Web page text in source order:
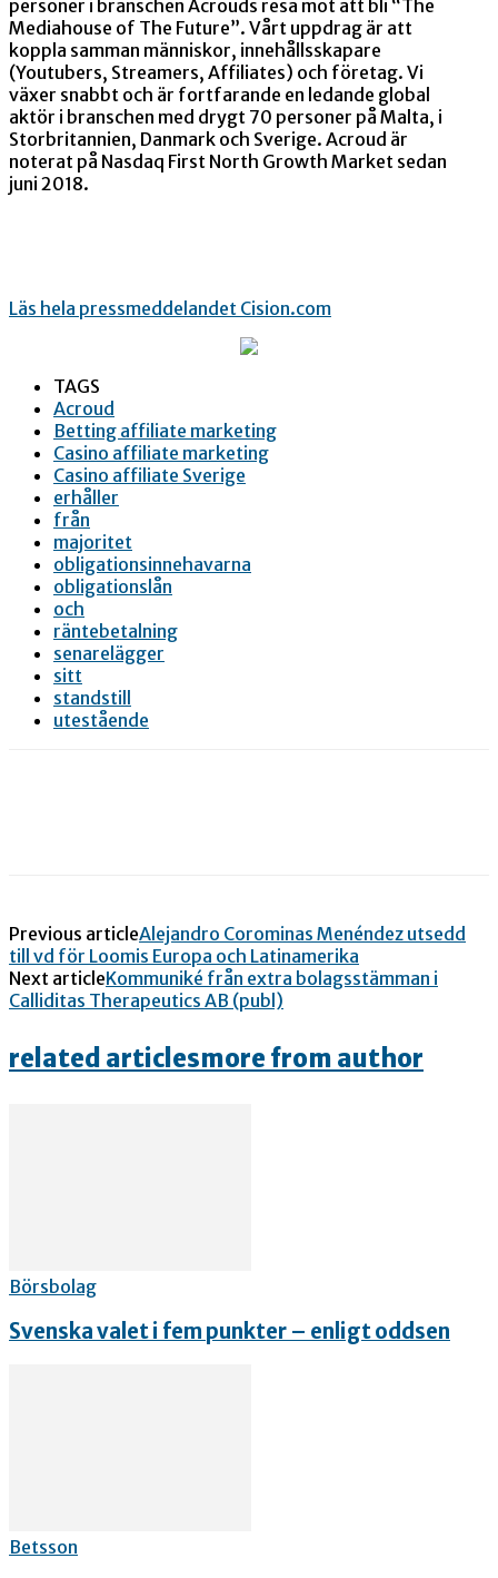
personer i branschen Acrouds resa mot att bli “The
Mediahouse of The Future”. Vårt uppdrag är att
koppla samman människor, innehållsskapare
(Youtubers, Streamers, Affiliates) och företag. Vi
växer snabbt och är fortfarande en ledande global
aktör i branschen med drygt 70 personer på Malta, i
Storbritannien, Danmark och Sverige. Acroud är
noterat på Nasdaq First North Growth Market sedan
juni 2018.
Läs hela pressmeddelandet Cision.com
TAGS
Acroud
Betting affiliate marketing
Casino affiliate marketing
Casino affiliate Sverige
erhåller
från
majoritet
obligationsinnehavarna
obligationslån
och
räntebetalning
senarelägger
sitt
standstill
utestående
Previous articleAlejandro Corominas Menéndez utsedd
till vd för Loomis Europa och Latinamerika
Next articleKommuniké från extra bolagsstämman i
Calliditas Therapeutics AB (publ)
related articlesmore from author
Börsbolag
Svenska valet i fem punkter – enligt oddsen
Betsson